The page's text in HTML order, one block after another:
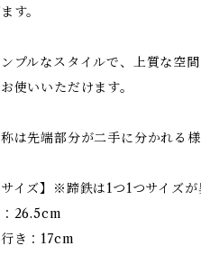
す。
プルなスタイルで、上質な空
使いいただけます。
は先端部分が二手に分かれる様
サイズ】※蹄鉄は1つ1つサイズ
26.5cm
き：17cm